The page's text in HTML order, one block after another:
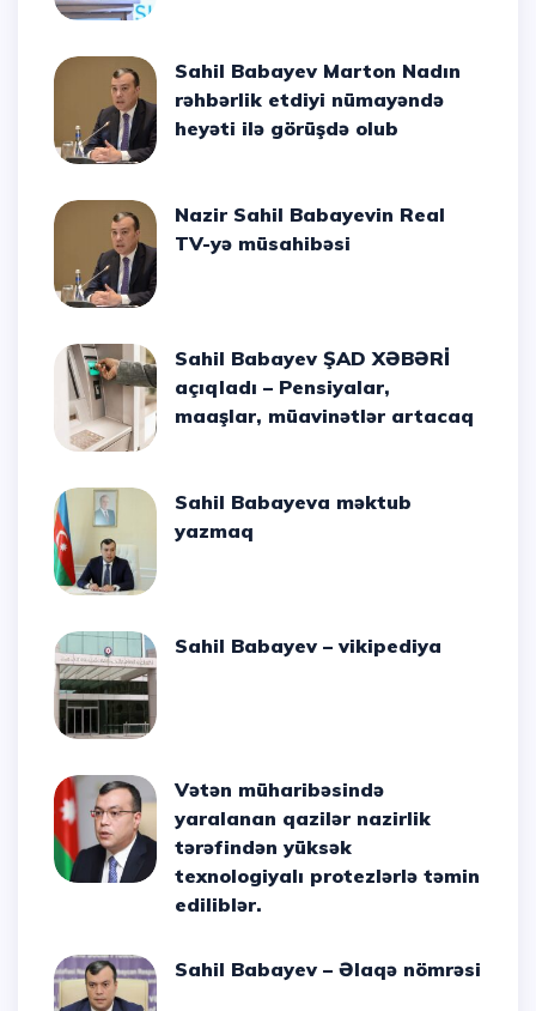
Sahil Babayev Marton Nadın
rəhbərlik etdiyi nümayəndə
heyəti ilə görüşdə olub
Nazir Sahil Babayevin Real
TV-yə müsahibəsi
Sahil Babayev ŞAD XƏBƏRİ
açıqladı – Pensiyalar,
maaşlar, müavinətlər artacaq
Sahil Babayeva məktub
yazmaq
Sahil Babayev – vikipediya
Vətən müharibəsində
yaralanan qazilər nazirlik
tərəfindən yüksək
texnologiyalı protezlərlə təmin
ediliblər.
Sahil Babayev – Əlaqə nömrəsi